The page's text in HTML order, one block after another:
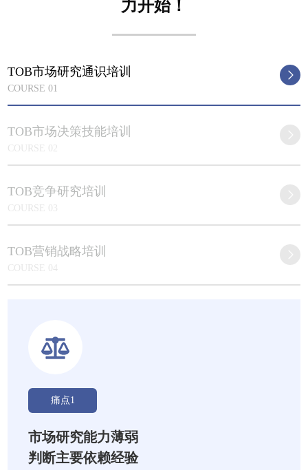
力开始！
TOB市场研究通识培训
COURSE 01
TOB市场决策技能培训
COURSE 02
TOB竞争研究培训
COURSE 03
TOB营销战略培训
COURSE 04
痛点1
市场研究能力薄弱
判断主要依赖经验